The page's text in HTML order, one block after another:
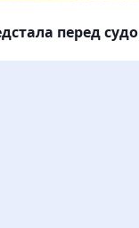
перед